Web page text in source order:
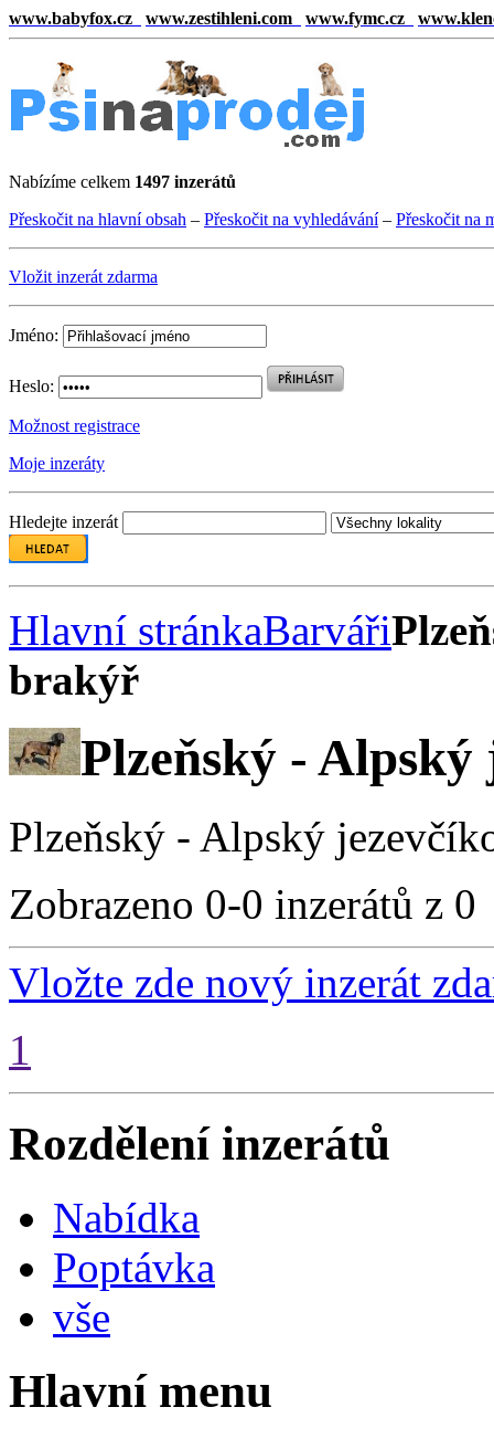
www.babyfox.cz www.zestihleni.com www.fymc.cz
Nabízíme celkem 1497 inzerátů
Přeskočit na hlavní obsah – Přeskočit na vyhledávání– Přeskočit na
Vložit inzerát zdarma
Jméno:
Heslo:
Možnost registrace
Moje inzeráty
Hledejte inzerát
Hlavní stránkaBarváři
brakýř
Plzeňský -
Plzeňský - Alpský
Zobrazeno 0-0 inzerátů z 0
Vložte zde nový inzerát
1
Rozdělení inzerátů
Nabídka
Poptávka
vše
Hlavní menu